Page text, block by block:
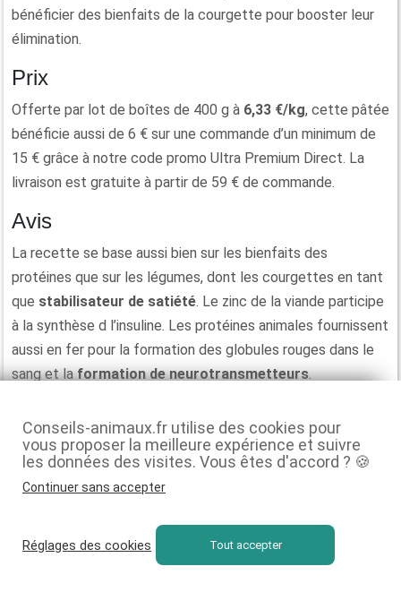
bénéficier des bienfaits de la courgette pour booster leur
élimination.
Prix
Offerte par lot de boîtes de 400 g à 6,33 €/kg, cette pâtée
bénéficie aussi de 6 € sur une commande d’un minimum de
15 € grâce à notre code promo Ultra Premium Direct. La
livraison est gratuite à partir de 59 € de commande.
Avis
La recette se base aussi bien sur les bienfaits des
protéines que sur les légumes, dont les courgettes en tant
que stabilisateur de satiété. Le zinc de la viande participe
à la synthèse d l’insuline. Les protéines animales fournissent
aussi en fer pour la formation des globules rouges dans le
sang et laformation de neurotransmetteurs.
Exclusivité Conseils-animaux.fr
Meilleure offre
20% de réduction pour toute
d’achat avec ce code exclusif Ultra
Premium Direct
Conseils-animaux.fr utilise des cookies pour
vous proposer la meilleure expérience et suivre
les données des visites. Vous êtes d'accord ? 🍪
Continuer sans accepter
Réglages des cookies Tout accepter